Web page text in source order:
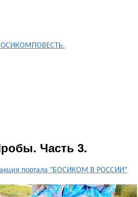
Часть 3.
портала "БОСИКОМ В РОССИИ"